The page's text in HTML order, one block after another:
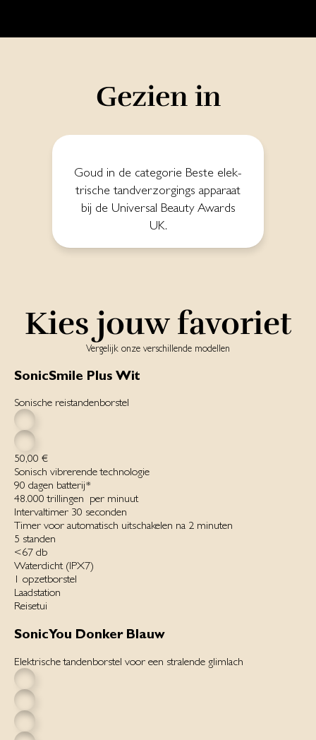
Gezien in
Goud in de ca­te­go­rie Bes­te elek­
tri­sche tand­ver­zor­gings ap­pa­raat
bij de Uni­ver­sal Beau­ty A­wards
UK.
Kies jouw favoriet
Vergelijk onze verschillende modellen
SonicSmile Plus Wit
Sonische reistandenborstel
50,00 €
Sonisch vibrerende technologie
90 dagen batterij*‌
48.000 trillingen ‌ per minuut‌
Intervaltimer 30 seconden
Timer voor automatisch uitschakelen na 2 minuten
5 standen‌
<67 db
Waterdicht ‌(IPX7)‌
1 opzetborstel
Laadstation
Reisetui
SonicYou Donker Blauw
Elektrische tandenborstel voor een stralende glimlach